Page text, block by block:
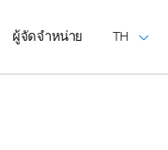
ผู้จัดจำหน่าย TH